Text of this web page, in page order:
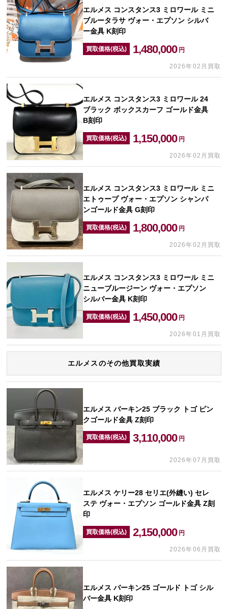
エルメス コンスタンス3 ミロワール ミニ
ブルータラサ ヴォー・エプソン シルバ
ー金具 K刻印
買取価格(税込) 1,480,000 円
2026年02月買取
エルメス コンスタンス3 ミロワール 24
ブラック ボックスカーフ ゴールド金具
B刻印
買取価格(税込) 1,150,000 円
2026年02月買取
エルメス コンスタンス3 ミロワール ミニ
エトゥープ ヴォー・エプソン シャンパ
ンゴールド金具 G刻印
買取価格(税込) 1,800,000 円
2026年02月買取
エルメス コンスタンス3 ミロワール ミニ
ニューブルージーン ヴォー・エプソン
シルバー金具 K刻印
買取価格(税込) 1,450,000 円
2026年01月買取
エルメスのその他買取実績
エルメス バーキン25 ブラック トゴ ピン
クゴールド金具 Z刻印
買取価格(税込) 3,110,000 円
2026年07月買取
エルメス ケリー28 セリエ(外縫い) セレ
ステ ヴォー・エプソン ゴールド金具 Z刻
印
買取価格(税込) 2,150,000 円
2026年06月買取
エルメス バーキン25 ゴールド トゴ シル
バー金具 K刻印